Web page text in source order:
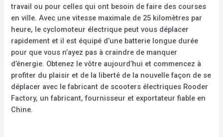
travail ou pour celles qui ont besoin de faire des courses
en ville. Avec une vitesse maximale de 25 kilomètres par
heure, le cyclomoteur électrique peut vous déplacer
rapidement et il est équipé d’une batterie longue durée
pour que vous n’ayez pas à craindre de manquer
d’énergie. Obtenez le vôtre aujourd’hui et commencez à
profiter du plaisir et de la liberté de la nouvelle façon de se
déplacer avec le fabricant de scooters électriques Rooder
Factory, un fabricant, fournisseur et exportateur fiable en
Chine.